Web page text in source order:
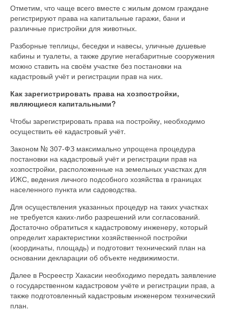
Отметим, что чаще всего вместе с жилым домом граждане
регистрируют права на капитальные гаражи, бани и
различные пристройки для животных.
Разборные теплицы, беседки и навесы, уличные душевые
кабины и туалеты, а также другие негабаритные сооружения
можно ставить на своём участке без постановки на
кадастровый учёт и регистрации прав на них.
Как зарегистрировать права на хозпостройки,
являющиеся капитальными?
Чтобы зарегистрировать права на постройку, необходимо
осуществить её кадастровый учёт.
Законом № 307-ФЗ максимально упрощена процедура
постановки на кадастровый учёт и регистрации прав на
хозпостройки, расположенные на земельных участках для
ИЖС, ведения личного подсобного хозяйства в границах
населенного пункта или садоводства.
Для осуществления указанных процедур на таких участках
не требуется каких-либо разрешений или согласований.
Достаточно обратиться к кадастровому инженеру, который
определит характеристики хозяйственной постройки
(координаты, площадь) и подготовит технический план на
основании декларации об объекте недвижимости.
Далее в Росреестр Хакасии необходимо передать заявление
о государственном кадастровом учёте и регистрации прав, а
также подготовленный кадастровым инженером технический
план.